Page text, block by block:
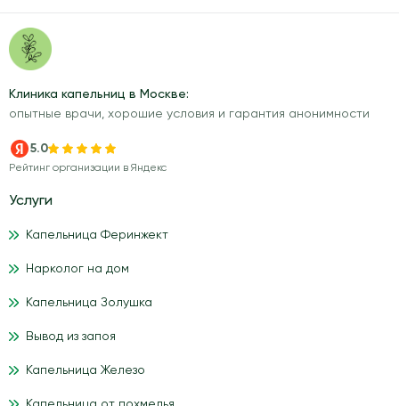
Клиника капельниц в Москве:
опытные врачи, хорошие условия и гарантия анонимности
5.0
Рейтинг организации в Яндекс
Услуги
Капельница Феринжект
Нарколог на дом
Капельница Золушка
Вывод из запоя
Капельница Железо